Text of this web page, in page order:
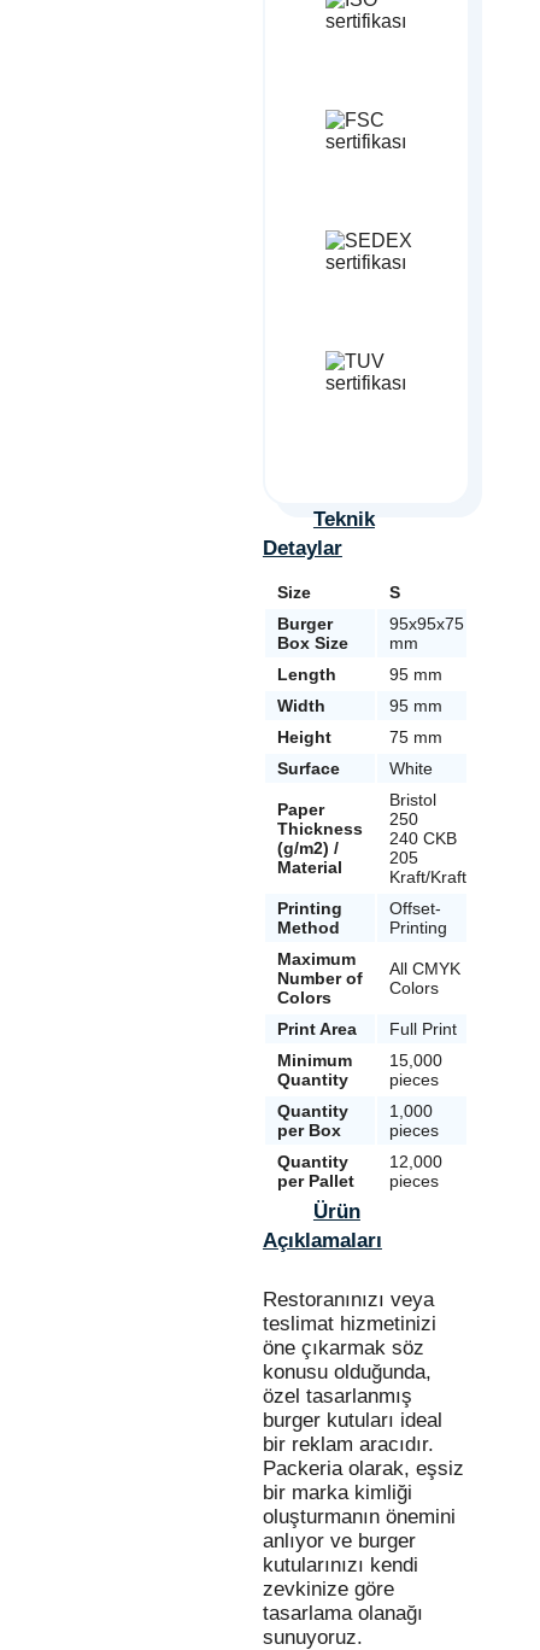
Teknik
Detaylar
Size S
Burger
Box Size
95x95x75
mm
Length
95 mm
Width
95 mm
Height
75 mm
Surface
White
Paper
Thickness
(g/m2) /
Material
Bristol
250
240 CKB
205
Kraft/Kraft
Printing
Method
Offset-
Printing
Maximum
Number of
Colors
All CMYK
Colors
Print Area Full Print
Minimum
Quantity
15,000
pieces
Quantity
per Box
1,000
pieces
Quantity
per Pallet
12,000
pieces
Ürün
Açıklamaları
Restoranınızı veya
teslimat hizmetinizi
öne çıkarmak söz
konusu olduğunda,
özel tasarlanmış
burger kutuları ideal
bir reklam aracıdır.
Packeria olarak, eşsiz
bir marka kimliği
oluşturmanın önemini
anlıyor ve burger
kutularınızı kendi
zevkinize göre
tasarlama olanağı
sunuyoruz.